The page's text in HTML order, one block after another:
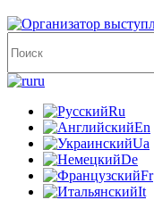
ru
Ru
En
Ua
De
Fr
It